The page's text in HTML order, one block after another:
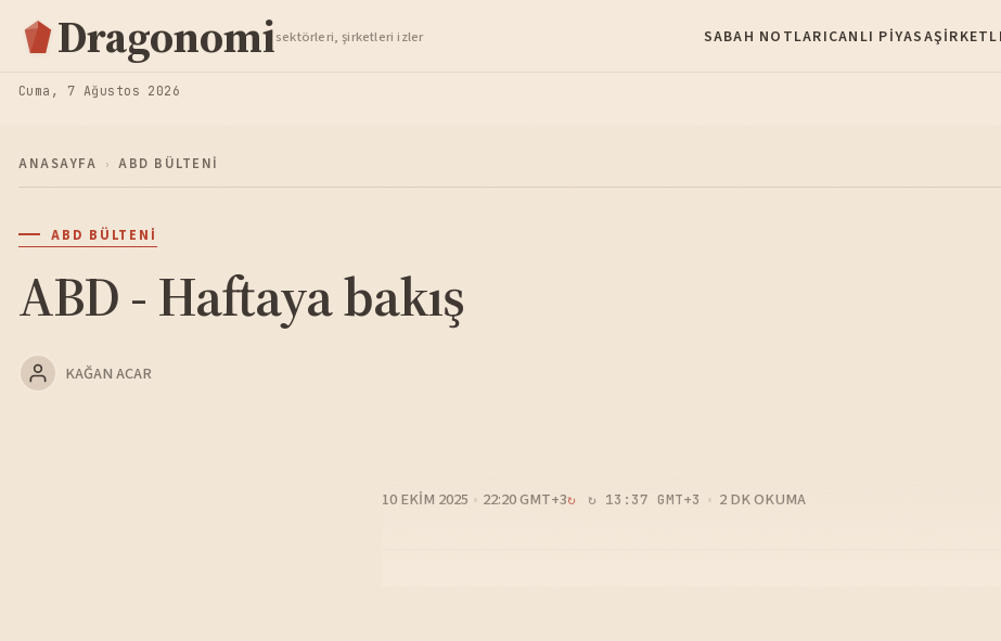
Dragonomisektörleri, şirketleri izler SABAH NOTLARICANLI PIYASA
Cuma, 7 Ağustos 2026
ANASAYFA › ABD BÜLTENI
ABD BÜLTENI
ABD - Haftaya bakış
KAĞAN ACAR
10 EKIM 2025 22:20 GMT+3 ↻ 13:37 GMT+3 2 DK OKUMA